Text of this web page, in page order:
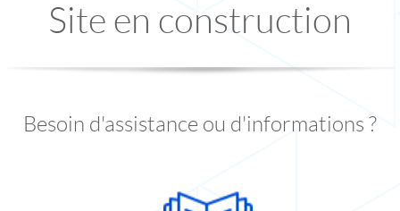
Site en construction
Besoin d'assistance ou d'informations ?